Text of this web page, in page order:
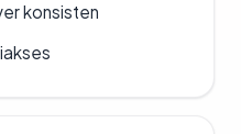
konsisten